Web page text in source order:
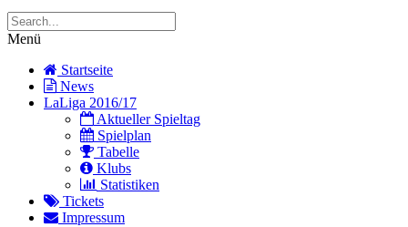
Menü
Startseite
News
LaLiga 2016/17
Aktueller Spieltag
Spielplan
Tabelle
Klubs
Statistiken
Tickets
Impressum